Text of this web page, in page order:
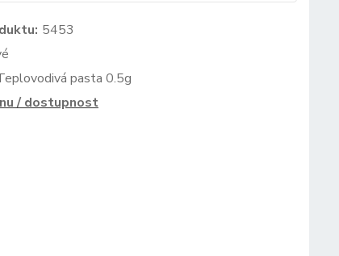
5453
pasta 0.5g
/ dostupnost